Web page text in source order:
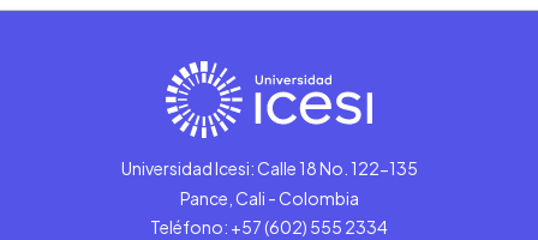
Universidad Icesi: Calle 18 No. 122-135
Pance, Cali - Colombia
Teléfono: +57 (602) 555 2334